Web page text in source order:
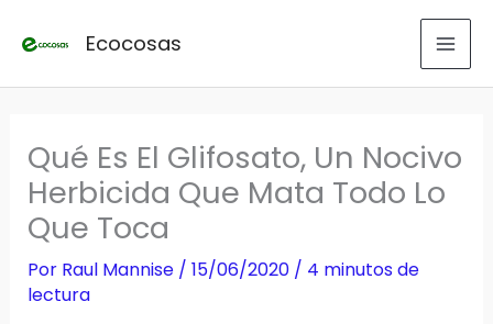
Ecocosas
Qué Es El Glifosato, Un Nocivo
Herbicida Que Mata Todo Lo
Que Toca
Por Raul Mannise / 15/06/2020 / 4 minutos de
lectura